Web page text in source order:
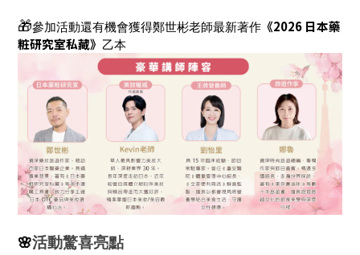
🎁參加活動還有機會獲得鄭世彬老師最新著作 《2026 日本藥
粧研究室私藏》 乙本
🌸活動驚喜亮點